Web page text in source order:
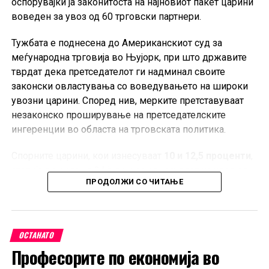
воведен за увоз од 60 трговски партнери.
Тужбата е поднесена до Американскиот суд за
меѓународна трговија во Њујорк, при што државите
тврдат дека претседателот ги надминал своите
законски овластувања со воведувањето на широки
увозни царини. Според нив, мерките претставуваат
незаконско проширување на претседателските
ингеренции во областа на трговската политика.
стапија во сила на 24 јули и се однесуваат на увоз од
60 трговски партнери, меѓу кои е и Европската Унија.
тврдењето дека засегнатите земји не преземаат
доволно активности за спречување на увоз на
производи изработени со принудна работа.
ПРОДОЛЖИ СО ЧИТАЊЕ
ОСТАНАТО
Професорите по економија во